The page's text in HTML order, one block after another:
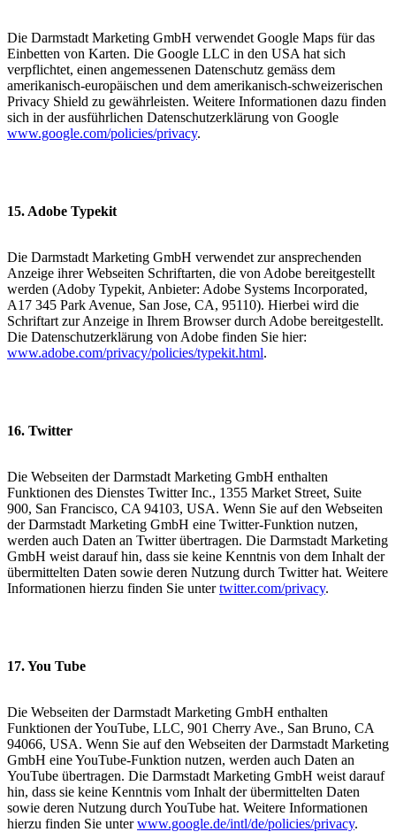
Die Darmstadt Marketing GmbH verwendet Google Maps für das
Einbetten von Karten. Die Google LLC in den USA hat sich
verpflichtet, einen angemessenen Datenschutz gemäss dem
amerikanisch-europäischen und dem amerikanisch-schweizerischen
Privacy Shield zu gewährleisten. Weitere Informationen dazu finden
sich in der ausführlichen Datenschutzerklärung von Google
www.google.com/policies/privacy.
15. Adobe Typekit
Die Darmstadt Marketing GmbH verwendet zur ansprechenden
Anzeige ihrer Webseiten Schriftarten, die von Adobe bereitgestellt
werden (Adoby Typekit, Anbieter: Adobe Systems Incorporated,
A17 345 Park Avenue, San Jose, CA, 95110). Hierbei wird die
Schriftart zur Anzeige in Ihrem Browser durch Adobe bereitgestellt.
Die Datenschutzerklärung von Adobe finden Sie hier:
www.adobe.com/privacy/policies/typekit.html.
16. Twitter
Die Webseiten der Darmstadt Marketing GmbH enthalten
Funktionen des Dienstes Twitter Inc., 1355 Market Street, Suite
900, San Francisco, CA 94103, USA. Wenn Sie auf den Webseiten
der Darmstadt Marketing GmbH eine Twitter-Funktion nutzen,
werden auch Daten an Twitter übertragen. Die Darmstadt Marketing
GmbH weist darauf hin, dass sie keine Kenntnis von dem Inhalt der
übermittelten Daten sowie deren Nutzung durch Twitter hat. Weitere
Informationen hierzu finden Sie untertwitter.com/privacy.
17. You Tube
Die Webseiten der Darmstadt Marketing GmbH enthalten
Funktionen der YouTube, LLC, 901 Cherry Ave., San Bruno, CA
94066, USA. Wenn Sie auf den Webseiten der Darmstadt Marketing
GmbH eine YouTube-Funktion nutzen, werden auch Daten an
YouTube übertragen. Die Darmstadt Marketing GmbH weist darauf
hin, dass sie keine Kenntnis vom Inhalt der übermittelten Daten
sowie deren Nutzung durch YouTube hat. Weitere Informationen
hierzu finden Sie unterwww.google.de/intl/de/policies/privacy.